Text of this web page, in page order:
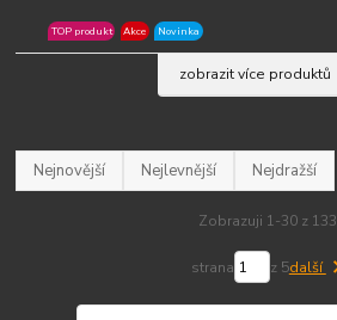
TOP produkt Akce Novinka
zobrazit více produktů
Nejnovější Nejlevnější Nejdražší
Zobrazuji 1-30 z 133
strana z 5další